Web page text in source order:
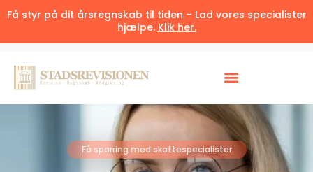
Få styr på dit årsregnskab til tiden – Lad vores specialister
hjælpe. Klik her.
Få sparring med skattespecialister